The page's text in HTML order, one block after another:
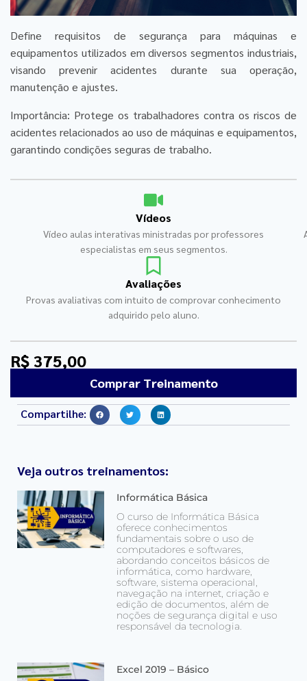
Define requisitos de segurança para máquinas e
equipamentos utilizados em diversos segmentos industriais,
visando prevenir acidentes durante sua operação,
manutenção e ajustes.
Importância: Protege os trabalhadores contra os riscos de
acidentes relacionados ao uso de máquinas e equipamentos,
garantindo condições seguras de trabalho.
Vídeos
Vídeo aulas interativas ministradas por professores
especialistas em seus segmentos.
Avaliações
Provas avaliativas com intuito de comprovar conhecimento
adquirido pelo aluno.
R$ 375,00
Comprar Treinamento
Compartilhe:
Veja outros treinamentos:
Informática Básica
O curso de Informática Básica
oferece conhecimentos
fundamentais sobre o uso de
computadores e softwares,
abordando conceitos básicos de
informática, como hardware,
software, sistema operacional,
navegação na internet, criação e
edição de documentos, além de
noções de segurança digital e uso
responsável da tecnologia.
Excel 2019 – Básico